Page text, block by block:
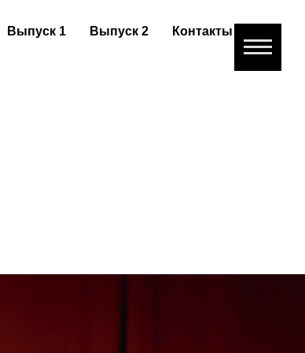
Выпуск 1 Выпуск 2 Контакты